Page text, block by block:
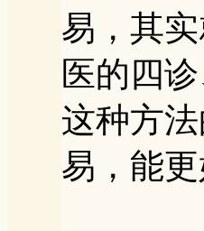
易，其
医的四
这种方
易，能